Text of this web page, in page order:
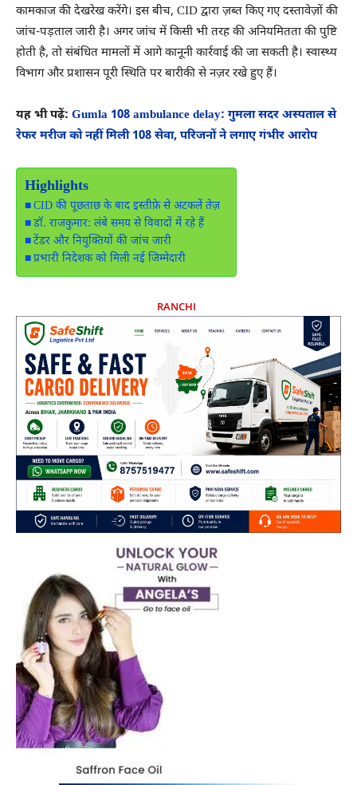
कामकाज की देखरेख करेंगे। इस बीच, CID द्वारा ज़ब्त किए गए दस्तावेज़ों की
जांच-पड़ताल जारी है। अगर जांच में किसी भी तरह की अनियमितता की पुष्टि
होती है, तो संबंधित मामलों में आगे कानूनी कार्रवाई की जा सकती है। स्वास्थ्य
विभाग और प्रशासन पूरी स्थिति पर बारीकी से नज़र रखे हुए हैं।
यह भी पढ़ें: Gumla 108 ambulance delay: गुमला सदर अस्पताल से
रेफर मरीज को नहीं मिली 108 सेवा, परिजनों ने लगाए गंभीर आरोप
Highlights
CID की पूछताछ के बाद इस्तीफ़े से अटकलें तेज़
डॉ. राजकुमार: लंबे समय से विवादों में रहे हैं
टेंडर और नियुक्तियों की जांच जारी
प्रभारी निदेशक को मिली नई जिम्मेदारी
RANCHI